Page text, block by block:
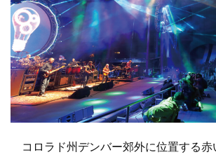
コロラド州デンバー郊外に位置する赤